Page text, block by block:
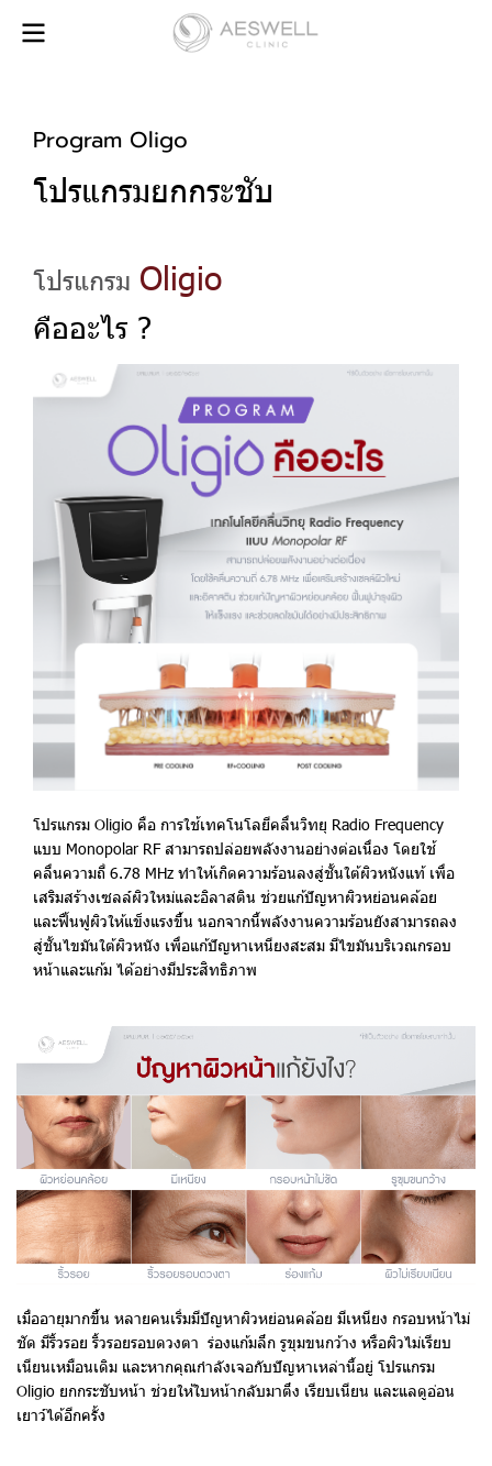
Program Oligo
โปรแกรมยกกระชับ
โปรแกรม Oligio
คืออะไร ?
โปรแกรม Oligio คือ การใช้เทคโนโลยีคลื่นวิทยุ Radio Frequency
แบบ Monopolar RF สามารถปล่อยพลังงานอย่างต่อเนื่อง โดยใช้
คลื่นความถี่ 6.78 MHz ทำให้เกิดความร้อนลงสู่ชั้นใต้ผิวหนังแท้ เพื่อ
เสริมสร้างเซลล์ผิวใหม่และอิลาสติน ช่วยแก้ปัญหาผิวหย่อนคล้อย
และฟื้นฟูผิวให้แข็งแรงขึ้น นอกจากนี้พลังงานความร้อนยังสามารถลง
สู่ชั้นไขมันใต้ผิวหนัง เพื่อแก้ปัญหาเหนียงสะสม มีไขมันบริเวณกรอบ
หน้าและแก้ม ได้อย่างมีประสิทธิภาพ
เมื่ออายุมากขึ้น หลายคนเริ่มมีปัญหาผิวหย่อนคล้อย มีเหนียง กรอบหน้าไม่
ชัด มีริ้วรอย ริ้วรอยรอบดวงตา ร่องแก้มลึก รูขุมขนกว้าง หรือผิวไม่เรียบ
เนียนเหมือนเดิม และหากคุณกำลังเจอกับปัญหาเหล่านี้อยู่ โปรแกรม
Oligio ยกกระชับหน้า ช่วยให้ใบหน้ากลับมาตึง เรียบเนียน และแลดูอ่อน
เยาว์ได้อีกครั้ง